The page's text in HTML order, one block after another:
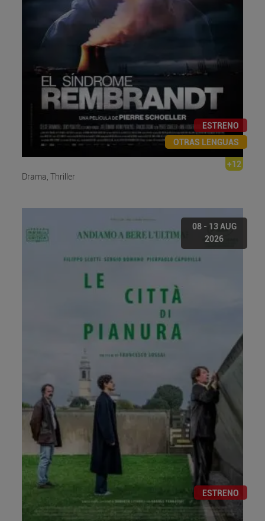
ESTRENO
OTRAS LENGUAS
+12
Drama, Thriller
08 - 13 AUG
2026
ESTRENO